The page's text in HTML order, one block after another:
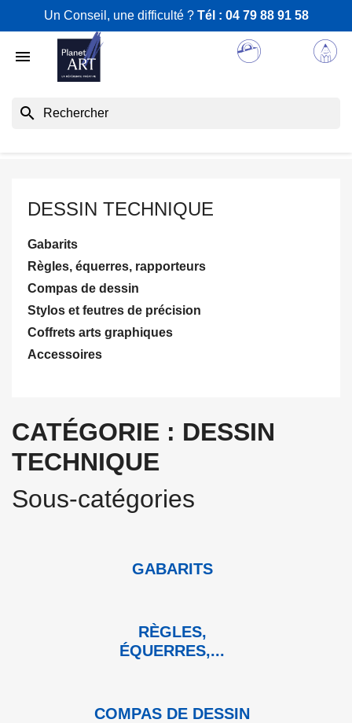
Un Conseil, une difficulté ? Tél : 04 79 88 91 58

search
DESSIN TECHNIQUE
Gabarits
Règles, équerres, rapporteurs
Compas de dessin
Stylos et feutres de précision
Coffrets arts graphiques
Accessoires
CATÉGORIE : DESSIN
TECHNIQUE
Sous-catégories
GABARITS
RÈGLES,
ÉQUERRES,...
COMPAS DE DESSIN